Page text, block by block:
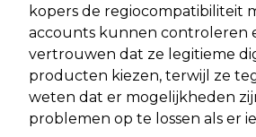
kopers de regiocompatibiliteit
accounts kunnen controleren
vertrouwen dat ze legitieme
producten kiezen, terwijl ze
weten dat er mogelijkheden
problemen op te lossen als er